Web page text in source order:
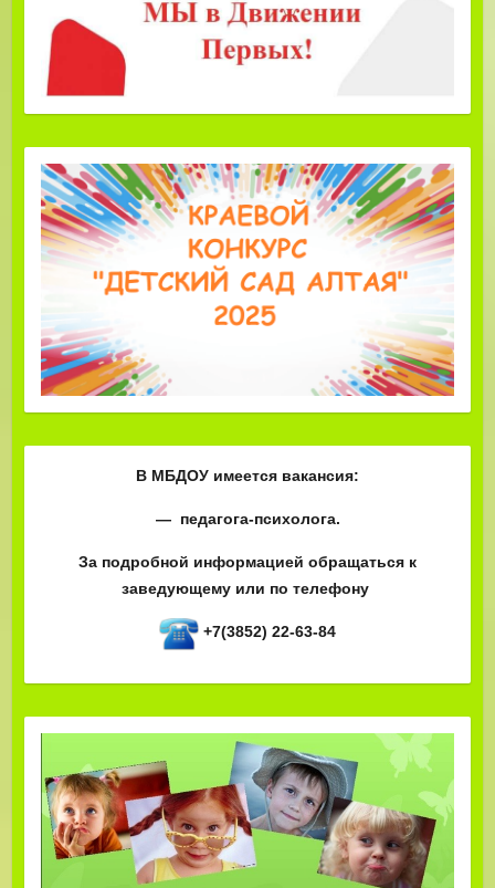
В МБДОУ имеется вакансия:
— педагога-психолога.
За подробной информацией обращаться к
заведующему или по телефону
+7(3852) 22-63-84